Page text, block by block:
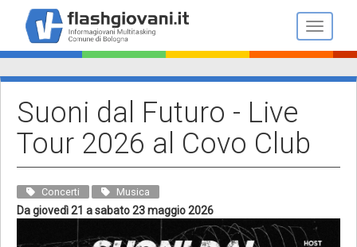
contenuto
principale
Toggle
Suoni dal Futuro - Live
Tour 2026 al Covo Club
Concerti Musica
Da giovedì 21 a sabato 23 maggio 2026